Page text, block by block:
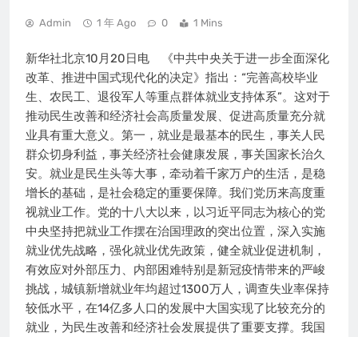
Admin 1 年 Ago 0 1 Mins
新华社北京10月20日电 《中共中央关于进一步全面深化
改革、推进中国式现代化的决定》指出：“完善高校毕业
生、农民工、退役军人等重点群体就业支持体系”。这对于
推动民生改善和经济社会高质量发展、促进高质量充分就
业具有重大意义。第一，就业是最基本的民生，事关人民
群众切身利益，事关经济社会健康发展，事关国家长治久
安。就业是民生头等大事，牵动着千家万户的生活，是稳
增长的基础，是社会稳定的重要保障。我们党历来高度重
视就业工作。党的十八大以来，以习近平同志为核心的党
中央坚持把就业工作摆在治国理政的突出位置，深入实施
就业优先战略，强化就业优先政策，健全就业促进机制，
有效应对外部压力、内部困难特别是新冠疫情带来的严峻
挑战，城镇新增就业年均超过1300万人，调查失业率保持
较低水平，在14亿多人口的发展中大国实现了比较充分的
就业，为民生改善和经济社会发展提供了重要支撑。我国